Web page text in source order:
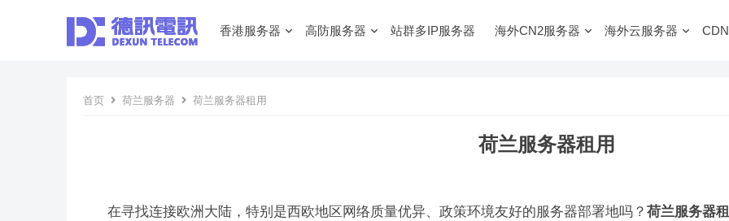
香港服务器 高防服务器 站群多IP服务器 海外CN2服务器 海外云服务器 CDN
首页 荷兰服务器 荷兰服务器租用
荷兰服务器租用
在寻找连接欧洲大陆，特别是西欧地区网络质量优异、政策环境友好的服务器部署地吗？荷兰服务器